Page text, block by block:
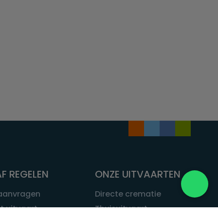
REGELEN
uitvaart
ONZE UITVAARTEN
Directe crematie
Thuisuitvaart